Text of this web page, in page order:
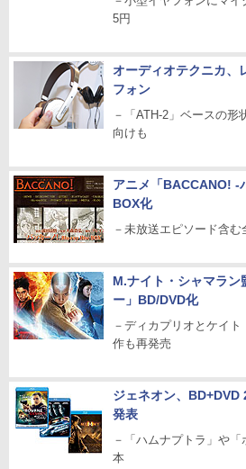
－小型イヤフォンにマ
5円
オーディオテクニカ、
フォン
－「ATH-2」ベースの形
向けも
アニメ「BACCANO!
BOX化
－未放送エピソード含
M.ナイト・シャマラン
ー」BD/DVD化
－ディカプリオとケイ
作も再発売
ジェネオン、BD+DVD
発表
－「ハムナプトラ」や
本